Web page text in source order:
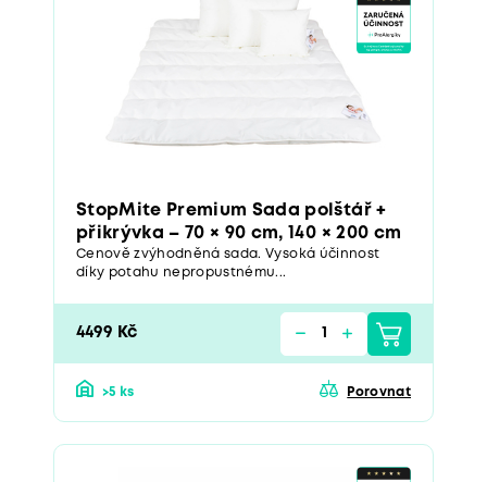
StopMite Premium Sada polštář +
přikrývka – 70 × 90 cm, 140 × 200 cm
Cenově zvýhodněná sada. Vysoká účinnost
díky potahu nepropustnému...
4499 Kč
>5 ks Porovnat